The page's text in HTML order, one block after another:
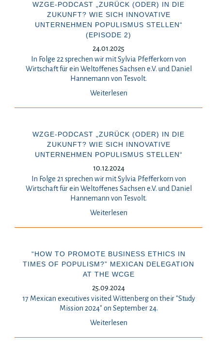
WZGE-PODCAST „ZURÜCK (ODER) IN DIE
ZUKUNFT? WIE SICH INNOVATIVE
UNTERNEHMEN POPULISMUS STELLEN“
(EPISODE 2)
24.01.2025
In Folge 22 sprechen wir mit Sylvia Pfefferkorn von
Wirtschaft für ein Weltoffenes Sachsen e.V. und Daniel
Hannemann von Tesvolt.
Weiterlesen
WZGE-PODCAST „ZURÜCK (ODER) IN DIE
ZUKUNFT? WIE SICH INNOVATIVE
UNTERNEHMEN POPULISMUS STELLEN“
10.12.2024
In Folge 21 sprechen wir mit Sylvia Pfefferkorn von
Wirtschaft für ein Weltoffenes Sachsen e.V. und Daniel
Hannemann von Tesvolt.
Weiterlesen
“HOW TO PROMOTE BUSINESS ETHICS IN
TIMES OF POPULISM?” MEXICAN DELEGATION
AT THE WCGE
25.09.2024
17 Mexican executives visited Wittenberg on their "Study
Mission 2024" on September 24.
Weiterlesen